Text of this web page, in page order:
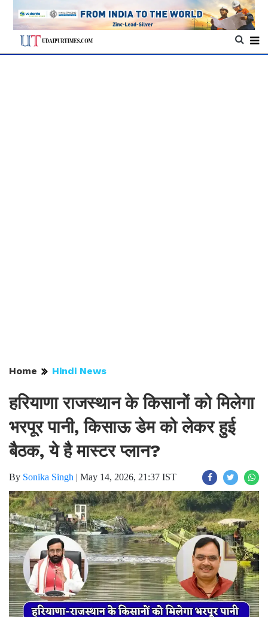
Home Hindi News
हरियाणा राजस्थान के किसानों को मिलेगा
भरपूर पानी, किसाऊ डेम को लेकर हुई
बैठक, ये है मास्टर प्लान?
By Sonika Singh | May 14, 2026, 21:37 IST